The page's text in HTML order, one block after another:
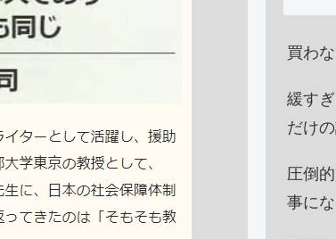
買わ
緩す
だけ
圧倒
事に